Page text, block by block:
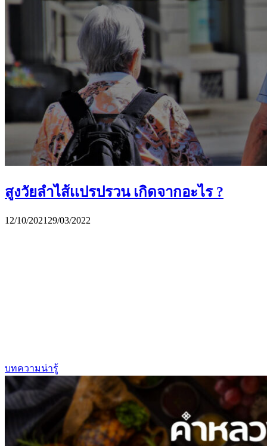
สูงวัยลำไส้เเปรปรวน เกิดจากอะไร ?
12/10/2021 29/03/2022
บทความน่ารู้